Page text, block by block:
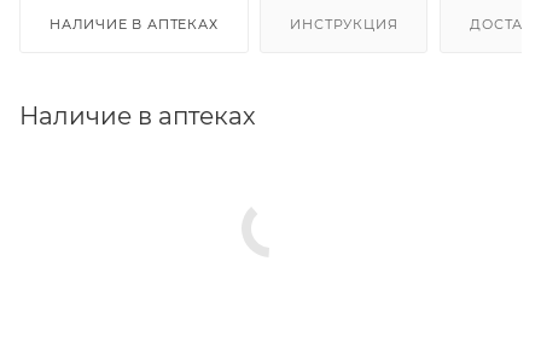
НАЛИЧИЕ В АПТЕКАХ ИНСТРУКЦИЯ
Наличие в аптеках